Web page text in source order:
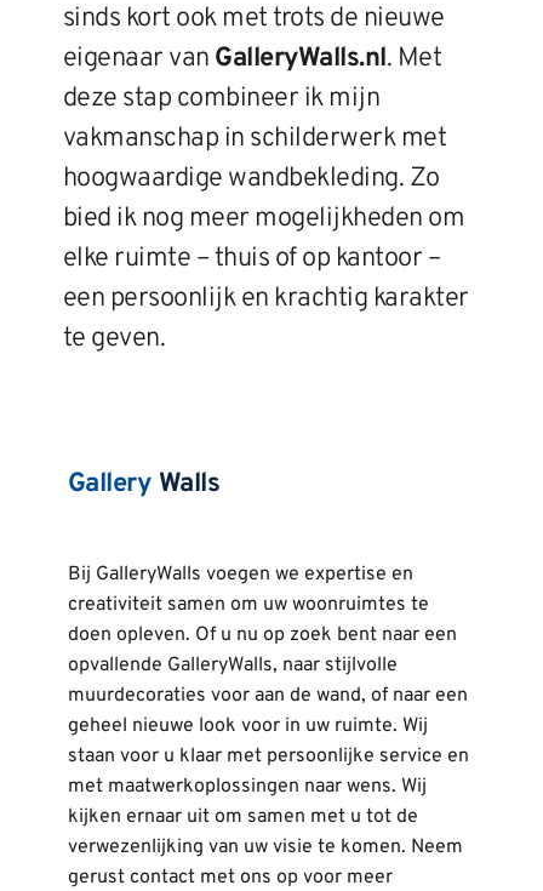
sinds kort ook met trots de nieuwe
eigenaar van GalleryWalls.nl. Met
deze stap combineer ik mijn
vakmanschap in schilderwerk met
hoogwaardige wandbekleding. Zo
bied ik nog meer mogelijkheden om
elke ruimte – thuis of op kantoor –
een persoonlijk en krachtig karakter
te geven.
Gallery Walls
Bij GalleryWalls voegen we expertise en
creativiteit samen om uw woonruimtes te
doen opleven. Of u nu op zoek bent naar een
opvallende GalleryWalls, naar stijlvolle
muurdecoraties voor aan de wand, of naar een
geheel nieuwe look voor in uw ruimte. Wij
staan voor u klaar met persoonlijke service en
met maatwerkoplossingen naar wens. Wij
kijken ernaar uit om samen met u tot de
verwezenlijking van uw visie te komen. Neem
gerust contact met ons op voor meer